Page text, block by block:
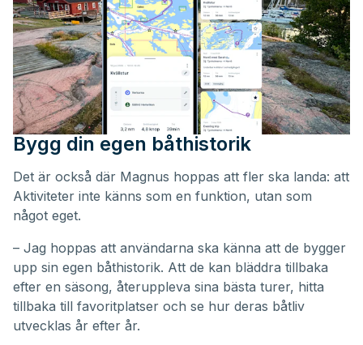
Bygg din egen båthistorik
Det är också där Magnus hoppas att fler ska landa: att
Aktiviteter inte känns som en funktion, utan som
något eget.
– Jag hoppas att användarna ska känna att de bygger
upp sin egen båthistorik. Att de kan bläddra tillbaka
efter en säsong, återuppleva sina bästa turer, hitta
tillbaka till favoritplatser och se hur deras båtliv
utvecklas år efter år.